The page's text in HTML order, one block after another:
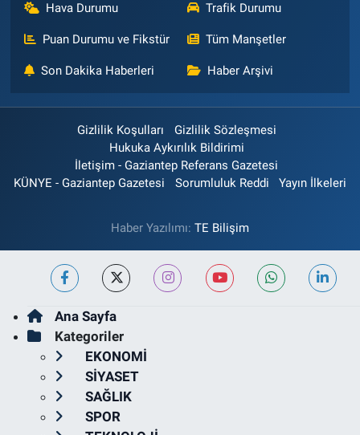
Hava Durumu Trafik Durumu
Puan Durumu ve Fikstür Tüm Manşetler
Son Dakika Haberleri Haber Arşivi
Gizlilik Koşulları
Gizlilik Sözleşmesi
Hukuka Aykırılık Bildirimi
İletişim - Gaziantep Referans Gazetesi
KÜNYE - Gaziantep Gazetesi
Sorumluluk Reddi Yayın İlkeleri
Haber Yazılımı: TE Bilişim
Ana Sayfa
Kategoriler
EKONOMİ
SİYASET
SAĞLIK
SPOR